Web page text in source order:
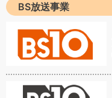
BS放送事業